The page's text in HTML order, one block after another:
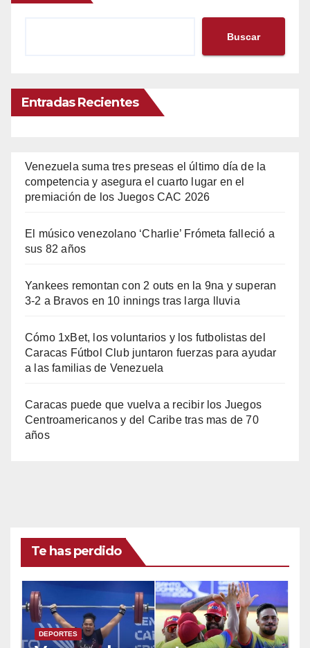
Buscar
Entradas Recientes
Venezuela suma tres preseas el último día de la
competencia y asegura el cuarto lugar en el
premiación de los Juegos CAC 2026
El músico venezolano ‘Charlie’ Frómeta falleció a
sus 82 años
Yankees remontan con 2 outs en la 9na y superan
3-2 a Bravos en 10 innings tras larga lluvia
Cómo 1xBet, los voluntarios y los futbolistas del
Caracas Fútbol Club juntaron fuerzas para ayudar
a las familias de Venezuela
Caracas puede que vuelva a recibir los Juegos
Centroamericanos y del Caribe tras mas de 70
años
Te has perdido
DEPORTES